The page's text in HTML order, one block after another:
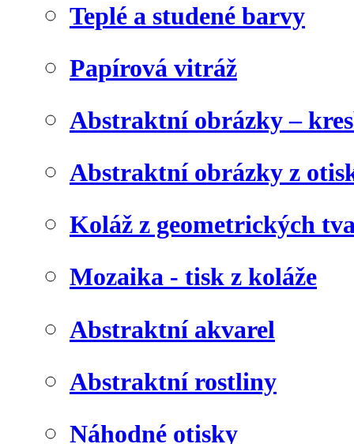
Teplé a studené barvy
Papírová vitráž
Abstraktní obrázky –
Abstraktní obrázky z
Koláž z geometrických
Mozaika - tisk z koláže
Abstraktní akvarel
Abstraktní rostliny
Náhodné otisky